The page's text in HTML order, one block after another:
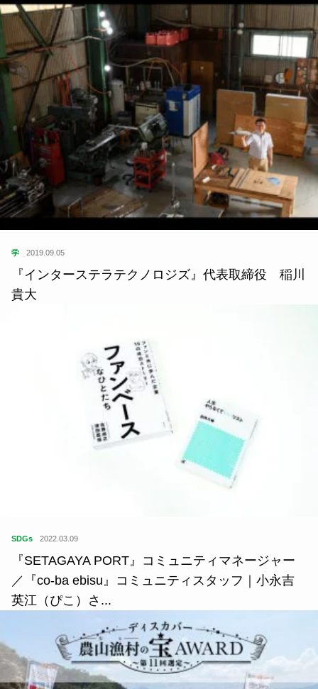
学 2019.09.05
『インターステラテクノロジズ』代表取締役 稲川
貴大
SDGs 2022.03.09
『SETAGAYA PORT』コミュニティマネージャー
／『co-ba ebisu』コミュニティスタッフ｜小永吉
英江（ぴこ）さ...